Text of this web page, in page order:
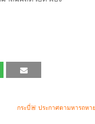
กระบี่🚨 ประกาศตามหารถห